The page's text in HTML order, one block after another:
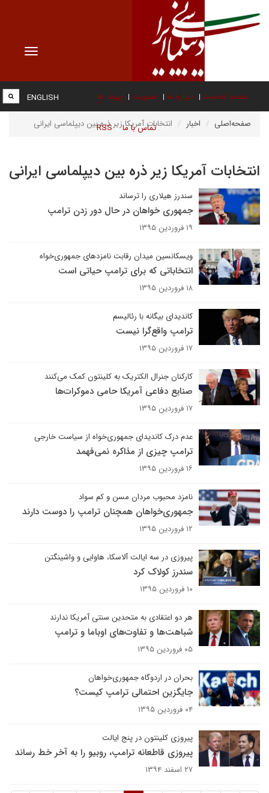
Toggle
صفحه نخست درباره ما عضویت پیوند ها
تماس با ما RSS
ENGLISH
صفحه‌اصلی اخبار انتخابات آمریکا زیر ذره بین دیپلماسی ایرانی
انتخابات آمریکا زیر ذره بین دیپلماسی ایرانی
سندرز هیلاری را ترساند
جمهوری خواهان در حال دور زدن ترامپ
۱۹ فروردین ۱۳۹۵
ویسکانسین میدان رقابت نامزدهای جمهوری‌خواه
انتخاباتی که برای ترامپ حیاتی است
۱۸ فروردین ۱۳۹۵
کاندیدای بیگانه با رئالیسم
ترامپ واقع‌گرا نیست
۱۷ فروردین ۱۳۹۵
کارکنان جنرال الکتریک به کلینتون کمک می‌کنند
صنایع دفاعی آمریکا حامی دموکرات‌ها
۱۷ فروردین ۱۳۹۵
عدم درک کاندیدای جمهوری‌خواه از سیاست خارجی
ترامپ چیزی از مذاکره نمی‌فهمد
۱۶ فروردین ۱۳۹۵
نامزد محبوب مردان مسن و کم سواد
جمهوری‌خواهان همچنان ترامپ را دوست دارند
۱۲ فروردین ۱۳۹۵
پیروزی در سه ایالت آلاسکا، هاوایی و واشینگتن
سندرز کولاک کرد
۱۰ فروردین ۱۳۹۵
هر دو اعتقادی به متحدین سنتی آمریکا ندارند
شباهت‌ها و تفاوت‌های اوباما و ترامپ
۰۵ فروردین ۱۳۹۵
بحران در اردوگاه جمهوری‌خواهان
جایگزین احتمالی ترامپ کیست؟
۰۴ فروردین ۱۳۹۵
پیروزی کلینتون در پنج ایالت
پیروزی قاطعانه ترامپ، روبیو را به آخر خط رساند
۲۷ اسفند ۱۳۹۴